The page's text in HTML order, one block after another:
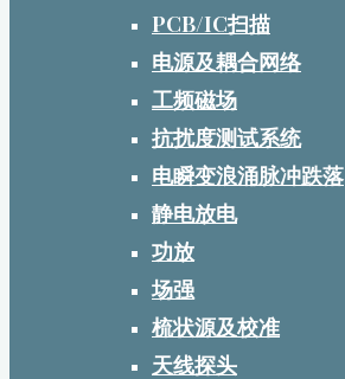
PCB/IC扫描
电源及耦合网络
工频磁场
抗扰度测试系统
电瞬变浪涌脉冲跌落
静电放电
功放
场强
梳状源及校准
天线探头